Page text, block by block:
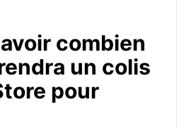
combien
un colis
pour